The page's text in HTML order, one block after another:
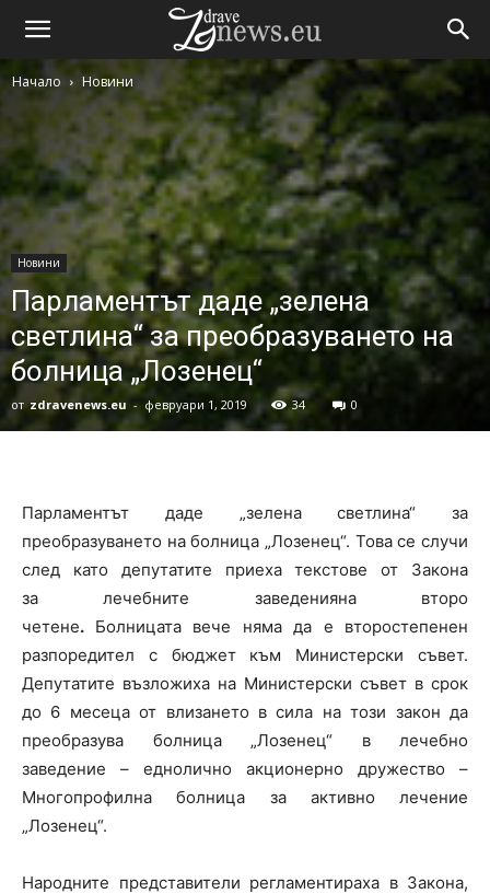
Начало Новини
Новини
Парламентът даде „зелена
светлина“ за преобразуването на
болница „Лозенец“
от zdravenews.eu - февруари 1, 2019 34 0
Парламентът даде „зелена светлина“ за
преобразуването на болница „Лозенец“. Това се случи
след като депутатите приеха текстове от Закона
за лечебните заведенияна второ
четене. Болницата вече няма да е второстепенен
разпоредител с бюджет към Министерски съвет.
Депутатите възложиха на Министерски съвет в срок
до 6 месеца от влизането в сила на този закон да
преобразува болница „Лозенец“ в лечебно
заведение – еднолично акционерно дружество –
Многопрофилна болница за активно лечение
„Лозенец“.
Народните представители регламентираха в Закона,